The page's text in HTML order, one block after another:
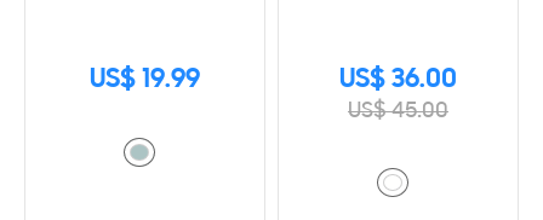
US$ 19.99 US$ 36.00
US$ 45.00